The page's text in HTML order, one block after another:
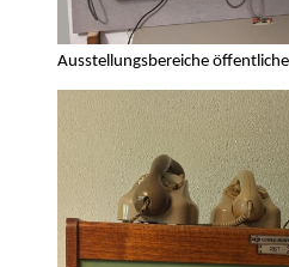
Ausstellungsbereiche